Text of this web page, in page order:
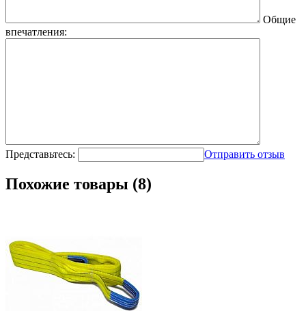
Общие
впечатления:
Представьтесь: Отправить отзыв
Похожие товары (8)